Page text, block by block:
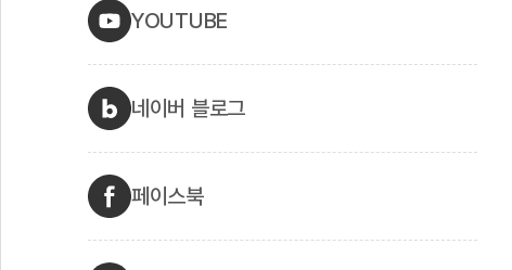
YOUTUBE
네이버 블로그
페이스북